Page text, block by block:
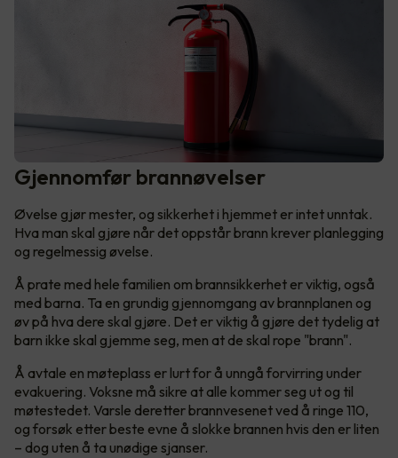
Gjennomfør brannøvelser
Øvelse gjør mester, og sikkerhet i hjemmet er intet unntak.
Hva man skal gjøre når det oppstår brann krever planlegging
og regelmessig øvelse.
Å prate med hele familien om brannsikkerhet er viktig, også
med barna. Ta en grundig gjennomgang av brannplanen og
øv på hva dere skal gjøre. Det er viktig å gjøre det tydelig at
barn ikke skal gjemme seg, men at de skal rope "brann".
Å avtale en møteplass er lurt for å unngå forvirring under
evakuering. Voksne må sikre at alle kommer seg ut og til
møtestedet. Varsle deretter brannvesenet ved å ringe 110,
og forsøk etter beste evne å slokke brannen hvis den er liten
– dog uten å ta unødige sjanser.